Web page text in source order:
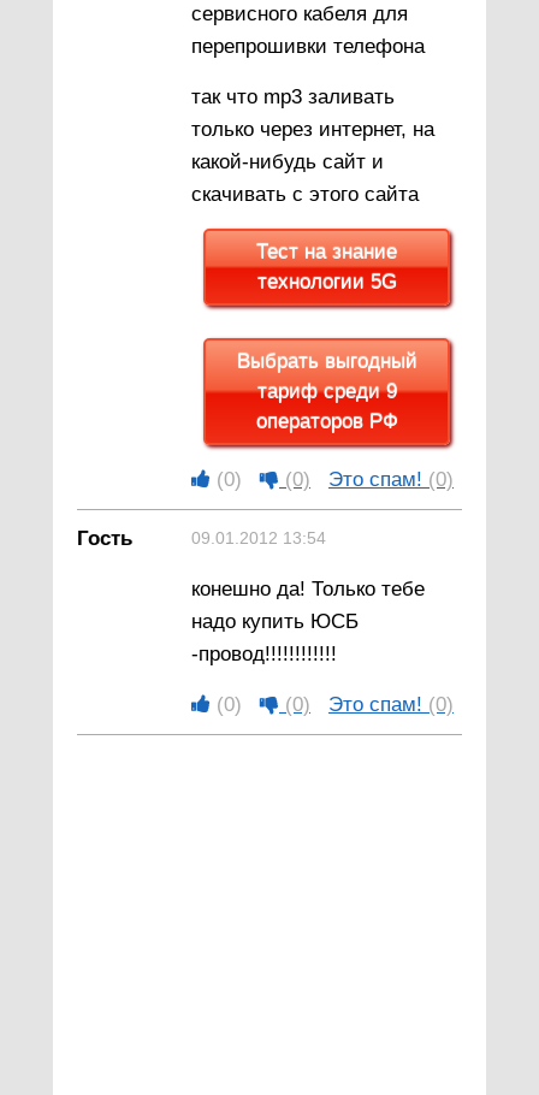
сервисного кабеля для
перепрошивки телефона
так что mp3 заливать
только через интернет, на
какой-нибудь сайт и
скачивать с этого сайта
Тест на знание
технологии 5G
Выбрать выгодный
тариф среди 9
операторов РФ
(0) (0) Это спам! (0)
Гость 09.01.2012 13:54
конешно да! Только тебе
надо купить ЮСБ
-провод!!!!!!!!!!!!
(0) (0) Это спам! (0)